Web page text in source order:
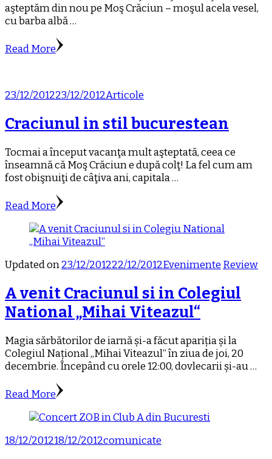
aşteptăm din nou pe Moş Crăciun – moşul acela vesel,
cu barba albă …
Read More
23/12/201223/12/2012Articole
Craciunul in stil bucurestean
Tocmai a început vacanţa mult aşteptată, ceea ce
înseamnă că Moş Crăciun e după colţ! La fel cum am
fost obişnuiţi de câţiva ani, capitala …
Read More
Updated on23/12/201222/12/2012Evenimente Review
A venit Craciunul si in Colegiul
National „Mihai Viteazul“
Magia sărbătorilor de iarnă și-a făcut apariția și la
Colegiul Național „Mihai Viteazul“ în ziua de joi, 20
decembrie. Începând cu orele 12:00, dovlecarii și-au …
Read More
18/12/201218/12/2012comunicate